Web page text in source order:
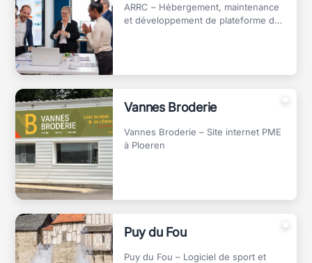
ARRC – Hébergement, maintenance
et développement de plateforme de
Vannes Broderie
Vannes Broderie – Site internet PME
à Ploeren
Puy du Fou
Puy du Fou – Logiciel de sport et